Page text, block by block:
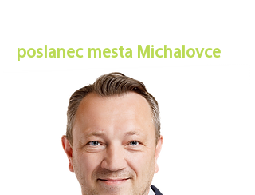
poslanec mesta Michalovce